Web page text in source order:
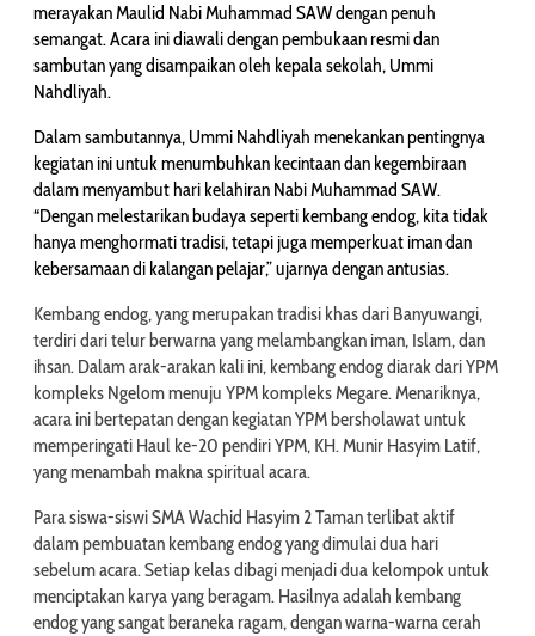
merayakan Maulid Nabi Muhammad SAW dengan penuh
semangat. Acara ini diawali dengan pembukaan resmi dan
sambutan yang disampaikan oleh kepala sekolah, Ummi
Nahdliyah.
Dalam sambutannya, Ummi Nahdliyah menekankan pentingnya
kegiatan ini untuk menumbuhkan kecintaan dan kegembiraan
dalam menyambut hari kelahiran Nabi Muhammad SAW.
“Dengan melestarikan budaya seperti kembang endog, kita tidak
hanya menghormati tradisi, tetapi juga memperkuat iman dan
kebersamaan di kalangan pelajar,” ujarnya dengan antusias.
Kembang endog, yang merupakan tradisi khas dari Banyuwangi,
terdiri dari telur berwarna yang melambangkan iman, Islam, dan
ihsan. Dalam arak-arakan kali ini, kembang endog diarak dari YPM
kompleks Ngelom menuju YPM kompleks Megare. Menariknya,
acara ini bertepatan dengan kegiatan YPM bersholawat untuk
memperingati Haul ke-20 pendiri YPM, KH. Munir Hasyim Latif,
yang menambah makna spiritual acara.
Para siswa-siswi SMA Wachid Hasyim 2 Taman terlibat aktif
dalam pembuatan kembang endog yang dimulai dua hari
sebelum acara. Setiap kelas dibagi menjadi dua kelompok untuk
menciptakan karya yang beragam. Hasilnya adalah kembang
endog yang sangat beraneka ragam, dengan warna-warna cerah